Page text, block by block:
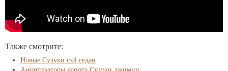
Также смотрите:
Новые Сузуки сх4 седан